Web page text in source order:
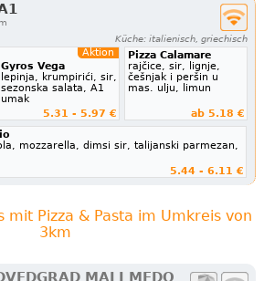
Küche: italienisch, griechisch
Aktion
Gyros Vega
lepinja, krumpirići, sir,
sezonska salata, A1
umak
5.31 - 5.97 €
Pizza Calamare
rajčice, sir, lignje,
češnjak i peršin u
mas. ulju, limun
ab 5.18 €
mozzarella, dimsi sir, talijanski parmezan,
5.44 - 6.11 €
mit Pizza & Pasta im Umkreis von
3km
MALI MEDO